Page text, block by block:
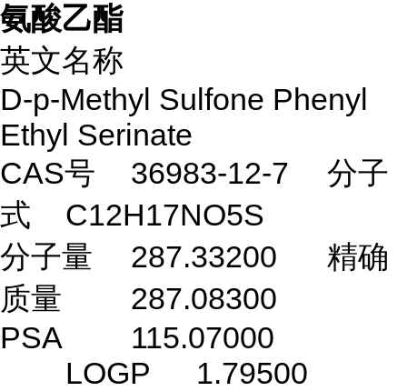
氨酸乙酯
英文名称
D-p-Methyl Sulfone Phenyl
Ethyl Serinate
CAS号
36983-12-7
分子
式
C12H17NO5S
分子量
287.33200
精确
质量
287.08300
PSA
115.07000
LOGP
1.79500